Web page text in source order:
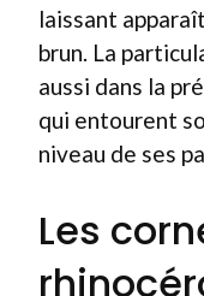
laissant
brun. La
aussi dans la
qui entourent
niveau de ses
Les